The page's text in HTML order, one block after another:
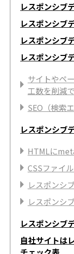
レスポンシブ
レスポンシブ
レスポンシブ
レスポンシブ
サイトやペ
工数を削減
SEO（検索
レスポンシブ
HTMLに
CSSファイ
レスポンシ
レスポンシ
レスポンシブ
自社サイトは